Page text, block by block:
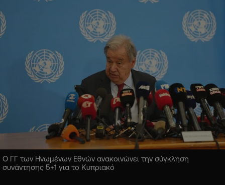
Ο ΓΓ των Ηνωμένων Εθνών ανακοινώνει την σύγκληση
συνάντησης 5+1 για το Κυπριακό